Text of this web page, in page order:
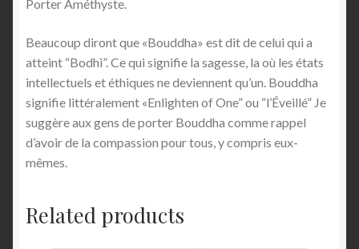
Porter Améthyste.
Beaucoup diront que «Bouddha» est dit de celui qui a
atteint “Bodhi”. Ce qui signifie la sagesse, la où les états
intellectuels et éthiques ne deviennent qu’un. Bouddha
signifie littéralement «Enlighten of One” ou “l’Éveillé” Je
suggère aux gens de porter Bouddha comme rappel
d’avoir de la compassion pour tous, y compris eux-
mêmes.
Related products